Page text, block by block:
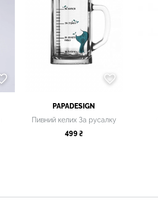
PAPADESIGN
Пивний келих За русалку
499 ₴